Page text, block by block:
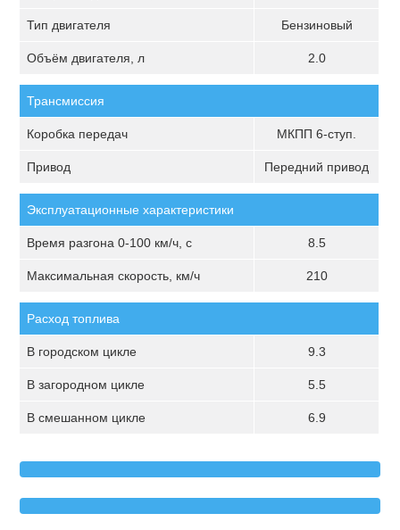
Тип двигателя Бензиновый
Объём двигателя, л 2.0
Трансмиссия
Коробка передач МКПП 6-ступ.
Привод Передний привод
Эксплуатационные характеристики
Время разгона 0-100 км/ч, с 8.5
Максимальная скорость, км/ч 210
Расход топлива
В городском цикле 9.3
В загородном цикле 5.5
В смешанном цикле 6.9